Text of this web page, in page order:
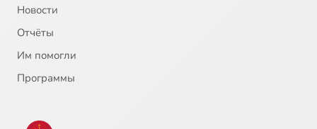
Новости
Отчёты
Им помогли
Программы